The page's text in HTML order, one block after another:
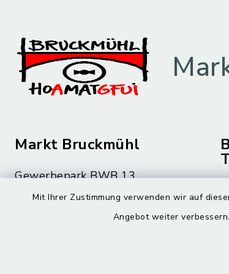
Mit Ihrer Zustimmung verwenden wir auf
Angebot weiter
Markt Bruckmühl
Gewerbepark BWB 13
83052 Bruckmühl